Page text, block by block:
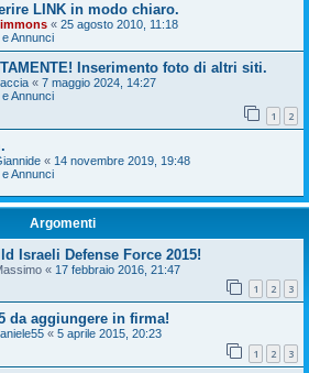
LINK in modo chiaro.
« 25 agosto 2010, 11:18
Annunci
Inserimento foto di altri siti.
« 7 maggio 2024, 14:27
Annunci
1 2
« 14 novembre 2019, 19:48
Annunci
Argomenti
Israeli Defense Force 2015!
« 17 febbraio 2016, 21:47
1 2 3
da aggiungere in firma!
« 5 aprile 2015, 20:23
1 2 3